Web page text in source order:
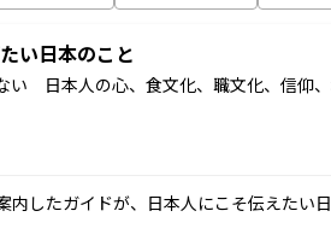
い日本のこと
い 日本人の心、食文化、職文化、信仰
内したガイドが、日本人にこそ伝えたい